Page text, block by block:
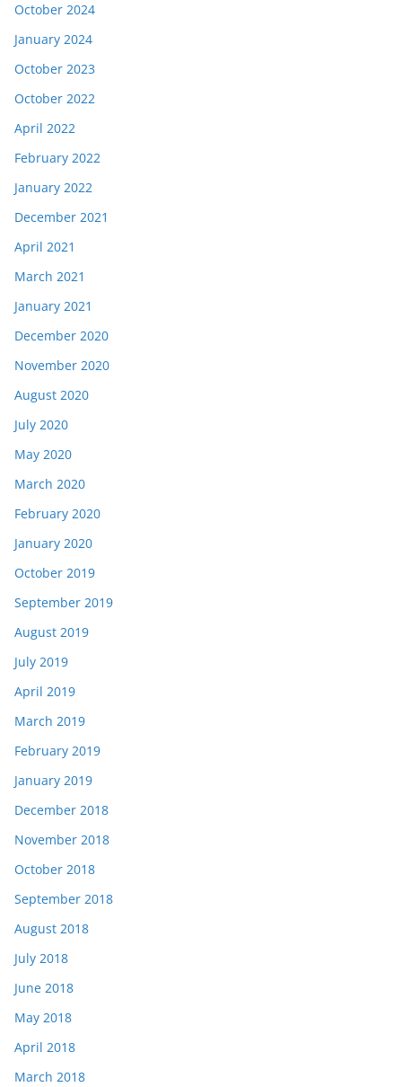
October 2024
January 2024
October 2023
October 2022
April 2022
February 2022
January 2022
December 2021
April 2021
March 2021
January 2021
December 2020
November 2020
August 2020
July 2020
May 2020
March 2020
February 2020
January 2020
October 2019
September 2019
August 2019
July 2019
April 2019
March 2019
February 2019
January 2019
December 2018
November 2018
October 2018
September 2018
August 2018
July 2018
June 2018
May 2018
April 2018
March 2018